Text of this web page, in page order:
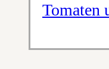
Tomaten